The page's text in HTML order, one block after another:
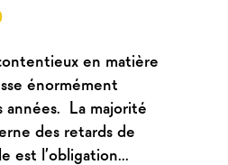
en matière
énormément
années. La majorité
des retards de
est l’obligation...